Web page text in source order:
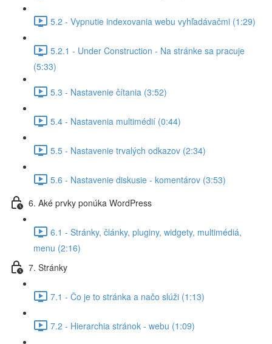
5.2 - Vypnutie indexovania webu vyhľadávačmi (1:29)
5.2.1 - Under Construction - Na stránke sa pracuje
(5:33)
5.3 - Nastavenie čítania (3:52)
5.4 - Nastavenia multimédií (0:44)
5.5 - Nastavenie trvalých odkazov (2:34)
5.6 - Nastavenie diskusie - komentárov (3:53)
6. Aké prvky ponúka WordPress
6.1 - Stránky, články, pluginy, widgety, multimédiá,
menu (2:16)
7. Stránky
7.1 - Čo je to stránka a načo slúži (1:13)
7.2 - Hierarchia stránok - webu (1:09)